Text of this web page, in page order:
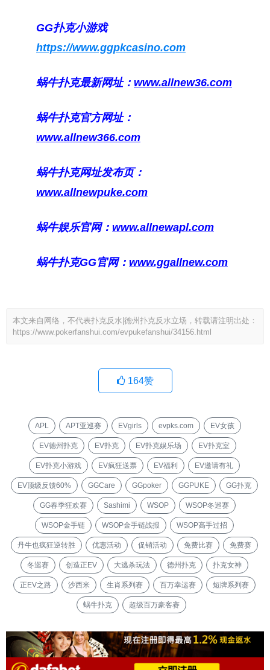
GG扑克小游戏
https://www.ggpkcasino.com
蜗牛扑克最新网址： www.allnew36.com
蜗牛扑克官方网址：
www.allnew366.com
蜗牛扑克网址发布页：
www.allnewpuke.com
蜗牛娱乐官网： www.allnewapl.com
蜗牛扑克GG官网： www.ggallnew.com
本文来自网络，不代表扑克反水|德州扑克反水立场，转载请注明出处：
https://www.pokerfanshui.com/evpukefanshui/34156.html
164赞
APL APT亚巡赛 EVgirls evpks.com EV女孩
EV德州扑克 EV扑克 EV扑克娱乐场 EV扑克室
EV扑克小游戏 EV疯狂送票 EV福利 EV邀请有礼
EV顶级反馈60% GGCare GGpoker GGPUKE GG扑克
GG春季狂欢赛 Sashimi WSOP WSOP冬巡赛
WSOP金手链 WSOP金手链战报 WSOP高手过招
丹牛也疯狂逆转胜 优惠活动 促销活动 免费比赛 免费赛
冬巡赛 创造正EV 大逃杀玩法 德州扑克 扑克女神
正EV之路 沙西米 生肖系列赛 百万幸运赛 短牌系列赛
蜗牛扑克 超级百万豪客赛